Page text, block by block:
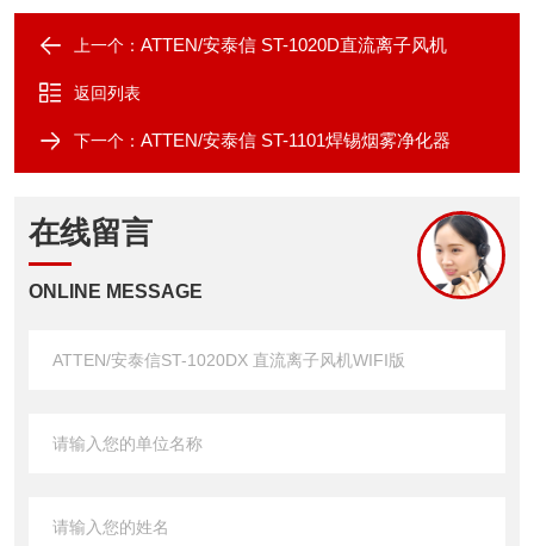
上一个： ATTEN/安泰信 ST-1020D直流离子风机
返回列表
下一个： ATTEN/安泰信 ST-1101焊锡烟雾净化器
在线留言
ONLINE MESSAGE